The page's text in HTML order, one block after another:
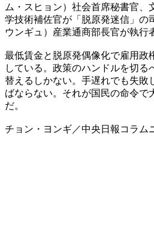
ム・スヒョン）社会首席秘書官、
学技術補佐官が「脱原発迷信」
ウンギュ）産業通商部長官が執行
最低賃金と脱原発偶像化で雇用政
している。政策のハンドルを切る
替えるしかない。手遅れでも失敗
ばならない。それが国民の命令で
だ。
チョン・ヨンギ／中央日報コラム